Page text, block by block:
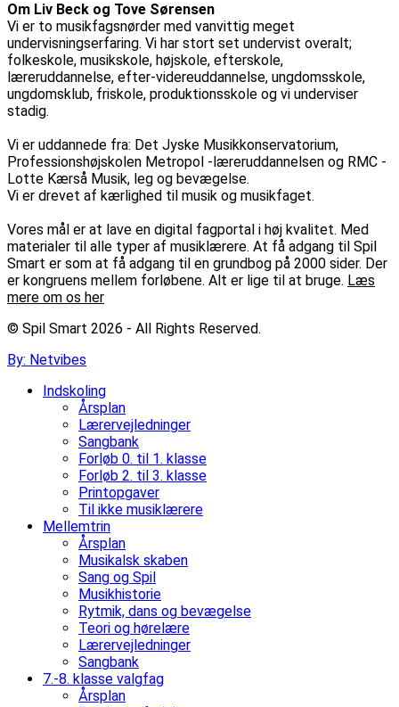
Om Liv Beck og Tove Sørensen
Vi er to musikfagsnørder med vanvittig meget
undervisningserfaring. Vi har stort set undervist overalt;
folkeskole, musikskole, højskole, efterskole,
læreruddannelse, efter-videreuddannelse, ungdomsskole,
ungdomsklub, friskole, produktionsskole og vi underviser
stadig.
Vi er uddannede fra: Det Jyske Musikkonservatorium,
Professionshøjskolen Metropol -læreruddannelsen og RMC -
Lotte Kærså Musik, leg og bevægelse.
Vi er drevet af kærlighed til musik og musikfaget.
Vores mål er at lave en digital fagportal i høj kvalitet. Med
materialer til alle typer af musiklærere. At få adgang til Spil
Smart er som at få adgang til en grundbog på 2000 sider. Der
er kongruens mellem forløbene. Alt er lige til at bruge. Læs
mere om os her
© Spil Smart 2026 - All Rights Reserved.
By: Netvibes
Indskoling
Årsplan
Lærervejledninger
Sangbank
Forløb 0. til 1. klasse
Forløb 2. til 3. klasse
Printopgaver
Til ikke musiklærere
Mellemtrin
Årsplan
Musikalsk skaben
Sang og Spil
Musikhistorie
Rytmik, dans og bevægelse
Teori og hørelære
Lærervejledninger
Sangbank
7.-8. klasse valgfag
Årsplan